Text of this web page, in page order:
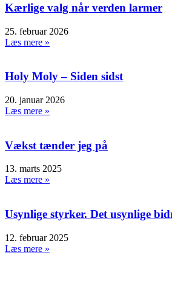
Kærlige valg når verden larmer
25. februar 2026
Læs mere »
Holy Moly – Siden sidst
20. januar 2026
Læs mere »
Vækst tænder jeg på
13. marts 2025
Læs mere »
Usynlige styrker. Det usynlige
12. februar 2025
Læs mere »